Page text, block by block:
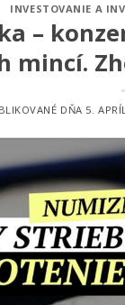
INVESTOVANIE A
–
mincí.
DŇA 5.